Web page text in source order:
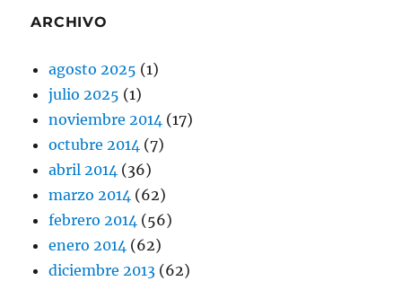
ARCHIVO
agosto 2025 (1)
julio 2025 (1)
noviembre 2014 (17)
octubre 2014 (7)
abril 2014 (36)
marzo 2014 (62)
febrero 2014 (56)
enero 2014 (62)
diciembre 2013 (62)